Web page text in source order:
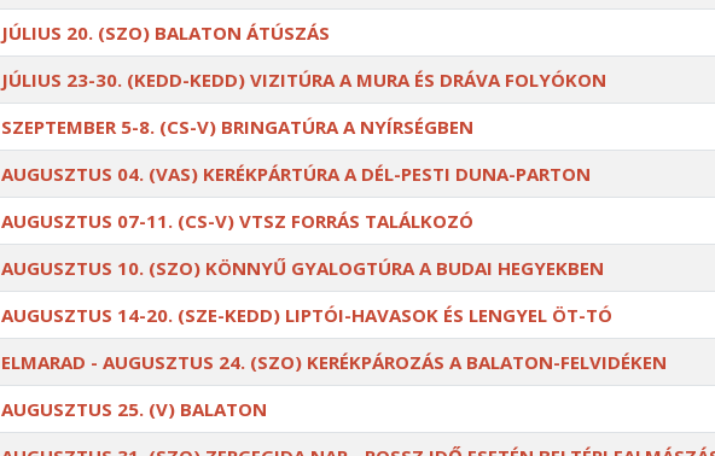
JÚLIUS 20. (SZO) BALATON ÁTÚSZÁS
JÚLIUS 23-30. (KEDD-KEDD) VIZITÚRA A MURA ÉS DRÁVA FOLYÓKON
SZEPTEMBER 5-8. (CS-V) BRINGATÚRA A NYÍRSÉGBEN
AUGUSZTUS 04. (VAS) KERÉKPÁRTÚRA A DÉL-PESTI DUNA-PARTON
AUGUSZTUS 07-11. (CS-V) VTSZ FORRÁS TALÁLKOZÓ
AUGUSZTUS 10. (SZO) KÖNNYŰ GYALOGTÚRA A BUDAI HEGYEKBEN
AUGUSZTUS 14-20. (SZE-KEDD) LIPTÓI-HAVASOK ÉS LENGYEL ÖT-TÓ
ELMARAD - AUGUSZTUS 24. (SZO) KERÉKPÁROZÁS A BALATON-FELVIDÉKEN
AUGUSZTUS 25. (V) BALATON